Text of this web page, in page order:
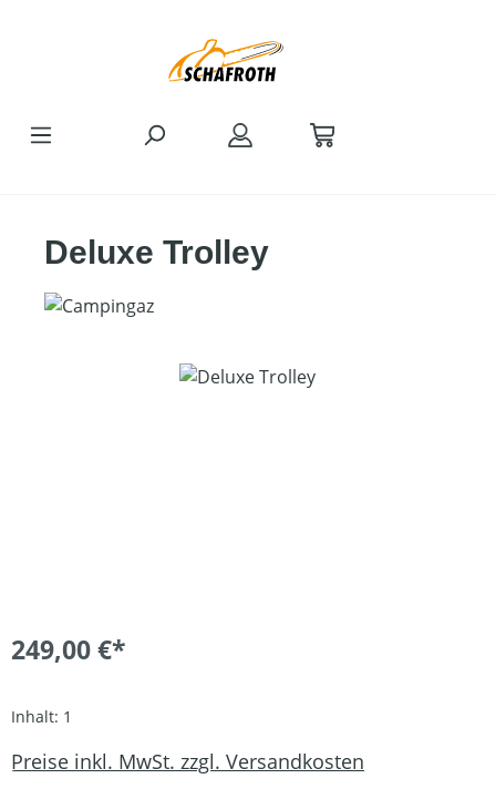
Deluxe Trolley
Bildergalerie überspringen
249,00 €*
Inhalt: 1
Preise inkl. MwSt. zzgl. Versandkosten